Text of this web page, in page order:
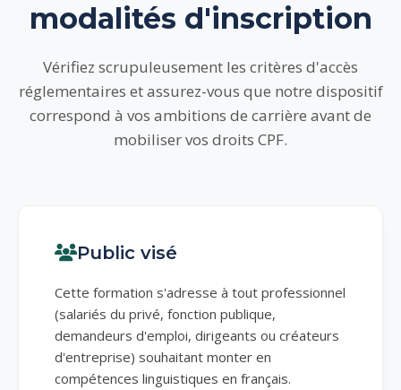
modalités d'inscription
Vérifiez scrupuleusement les critères d'accès
réglementaires et assurez-vous que notre dispositif
correspond à vos ambitions de carrière avant de
mobiliser vos droits CPF.
Public visé
Cette formation s'adresse à tout professionnel
(salariés du privé, fonction publique,
demandeurs d'emploi, dirigeants ou créateurs
d'entreprise) souhaitant monter en
compétences linguistiques en français.